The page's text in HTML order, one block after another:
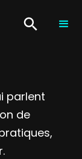
parlent
de